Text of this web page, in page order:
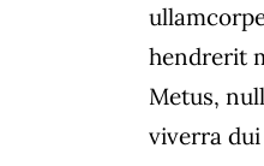
hendrerit
Metus,
viverra